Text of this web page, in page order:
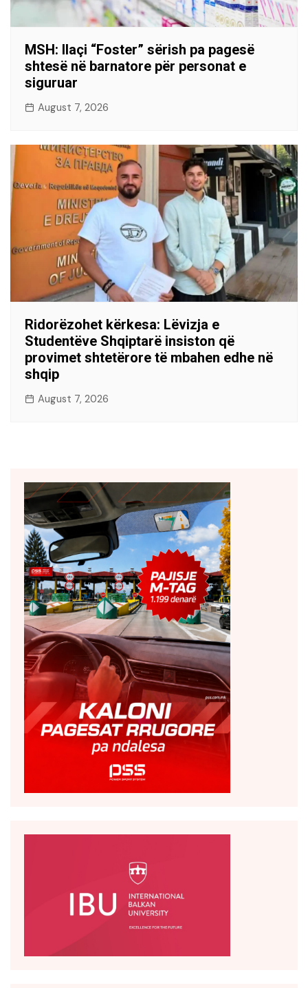
MSH: Ilaçi “Foster” sërish pa pagesë
shtesë në barnatore për personat e
siguruar
August 7, 2026
Ridorëzohet kërkesa: Lëvizja e
Studentëve Shqiptarë insiston që
provimet shtetërore të mbahen edhe në
shqip
August 7, 2026